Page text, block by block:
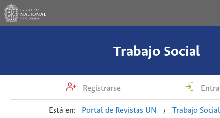
Trabajo Social
Registrarse
Está en: Portal de Revistas UN /
Trabajo Social